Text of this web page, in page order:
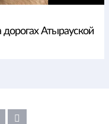
Атырауской